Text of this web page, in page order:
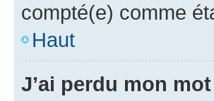
compté(e) comme
Haut
J’ai perdu mon